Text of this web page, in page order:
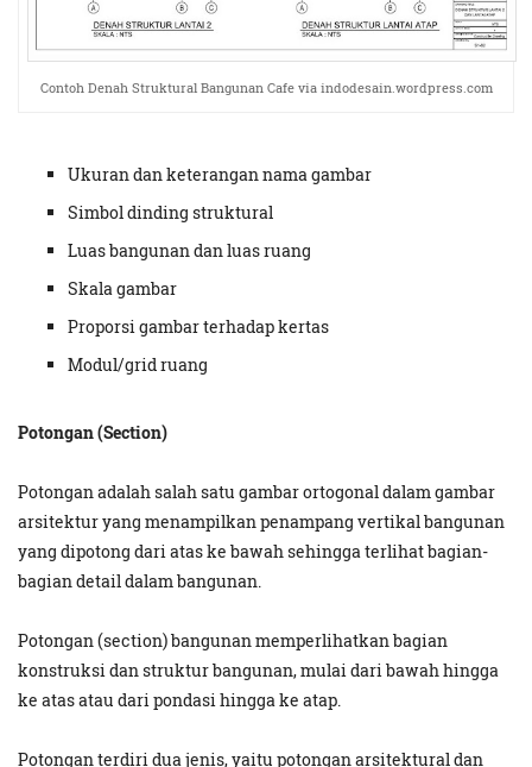
Contoh Denah Struktural Bangunan Cafe via indodesain.wordpress.com
Ukuran dan keterangan nama gambar
Simbol dinding struktural
Luas bangunan dan luas ruang
Skala gambar
Proporsi gambar terhadap kertas
Modul/grid ruang
Potongan (Section)
Potongan adalah salah satu gambar ortogonal dalam gambar
arsitektur yang menampilkan penampang vertikal bangunan
yang dipotong dari atas ke bawah sehingga terlihat bagian-
bagian detail dalam bangunan.
Potongan (section) bangunan memperlihatkan bagian
konstruksi dan struktur bangunan, mulai dari bawah hingga
ke atas atau dari pondasi hingga ke atap.
Potongan terdiri dua jenis, yaitu potongan arsitektural dan